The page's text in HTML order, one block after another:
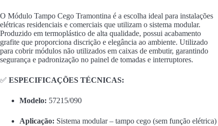
O Módulo Tampo Cego Tramontina é a escolha ideal para instalações
elétricas residenciais e comerciais que utilizam o sistema modular.
Produzido em termoplástico de alta qualidade, possui acabamento
grafite que proporciona discrição e elegância ao ambiente. Utilizado
para cobrir módulos não utilizados em caixas de embutir, garantindo
segurança e padronização no painel de tomadas e interruptores.
✅ ESPECIFICAÇÕES TÉCNICAS:
Modelo: 57215/090
Aplicação: Sistema modular – tampo cego (sem função elétrica)